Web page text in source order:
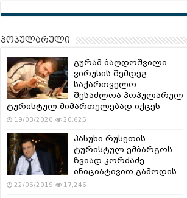
პოპულარული
გურამ ბაღდოშვილი:
ვირუსის შემდეგ
საქართველო
შესაძლოა პოპულარულ
ტურისტულ მიმართულებად იქცეს
19/03/2020 20,625
პასუხი რუსეთის
ტურისტულ ემბარგოს –
ზვიად კორძაძე
ინიციატივით გამოდის
22/06/2019 17,246